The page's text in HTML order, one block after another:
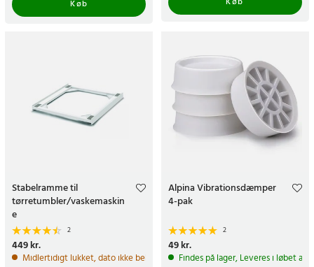
Køb
Stabelramme til
tørretumbler/vaskemaskin
e
2
Pris:449 kr.
449 kr.
Midlertidigt lukket, dato ikke bekræftet
Alpina Vibrationsdæmper
4-pak
2
Pris:49 kr.
49 kr.
Findes på lager, Leveres i løbet af